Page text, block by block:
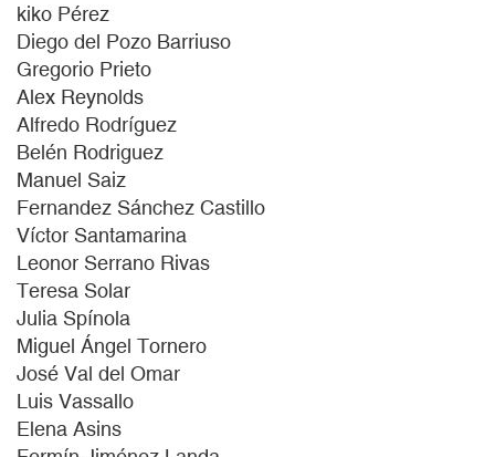
kiko Pérez
Diego del Pozo Barriuso
Gregorio Prieto
Alex Reynolds
Alfredo Rodríguez
Belén Rodriguez
Manuel Saiz
Fernandez Sánchez Castillo
Víctor Santamarina
Leonor Serrano Rivas
Teresa Solar
Julia Spínola
Miguel Ángel Tornero
José Val del Omar
Luis Vassallo
Elena Asins